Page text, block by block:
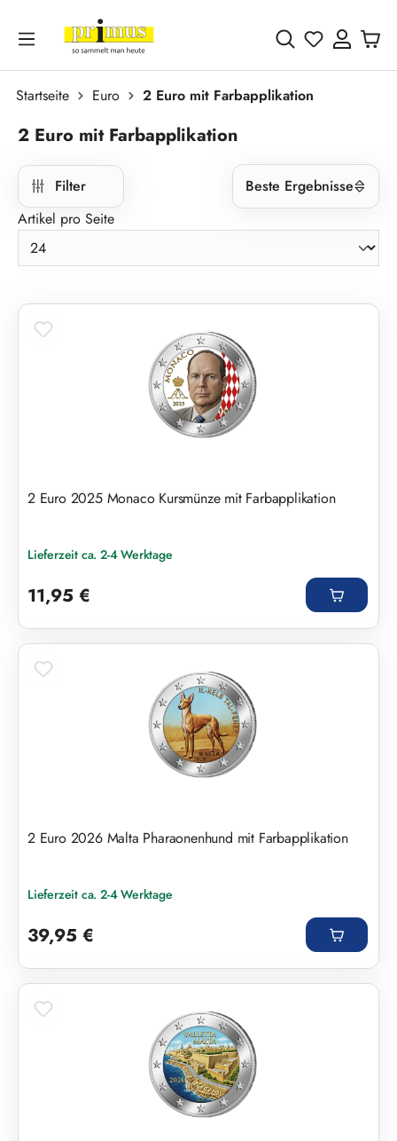
Zum Hauptinhalt springen
Du hast 0
Startseite Euro 2 Euro mit Farbapplikation
2 Euro mit Farbapplikation
Filter
Beste Ergebnisse
Artikel pro Seite
2 Euro 2025 Monaco Kursmünze mit Farbapplikation
Lieferzeit ca. 2-4 Werktage
11,95 €
2 Euro 2026 Malta Pharaonenhund mit Farbapplikation
Lieferzeit ca. 2-4 Werktage
39,95 €